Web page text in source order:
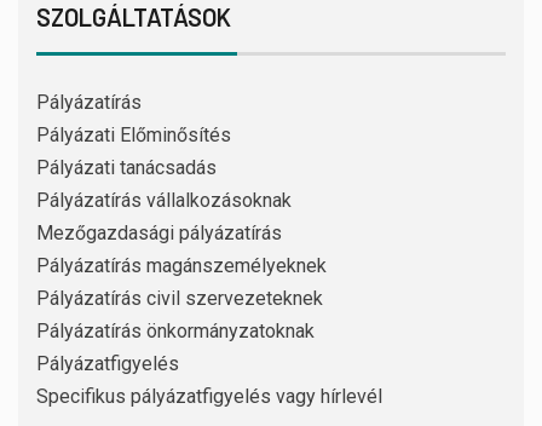
SZOLGÁLTATÁSOK
Pályázatírás
Pályázati Előminősítés
Pályázati tanácsadás
Pályázatírás vállalkozásoknak
Mezőgazdasági pályázatírás
Pályázatírás magánszemélyeknek
Pályázatírás civil szervezeteknek
Pályázatírás önkormányzatoknak
Pályázatfigyelés
Specifikus pályázatfigyelés vagy hírlevél